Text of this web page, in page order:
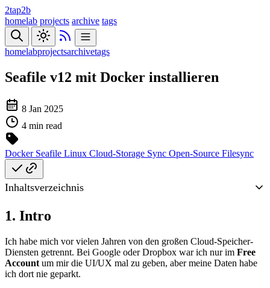
2tap2b
homelab projects archive tags
homelabprojectsarchivetags
Seafile v12 mit Docker installieren
8 Jan 2025
4 min read
Docker Seafile Linux Cloud-Storage Sync Open-Source Filesync
Inhaltsverzeichnis
1. Intro
Ich habe mich vor vielen Jahren von den großen Cloud-Speicher-
Diensten getrennt. Bei Google oder Dropbox war ich nur im Free
Account um mir die UI/UX mal zu geben, aber meine Daten habe
ich dort nie geparkt.